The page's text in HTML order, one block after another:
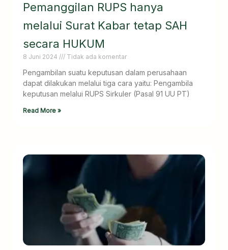
Pemanggilan RUPS hanya
melalui Surat Kabar tetap SAH
secara HUKUM
8 Juni 2024 Tidak ada komentar
Pengambilan suatu keputusan dalam perusahaan
dapat dilakukan melalui tiga cara yaitu: Pengambila
keputusan melalui RUPS Sirkuler (Pasal 91 UU PT)
Read More »